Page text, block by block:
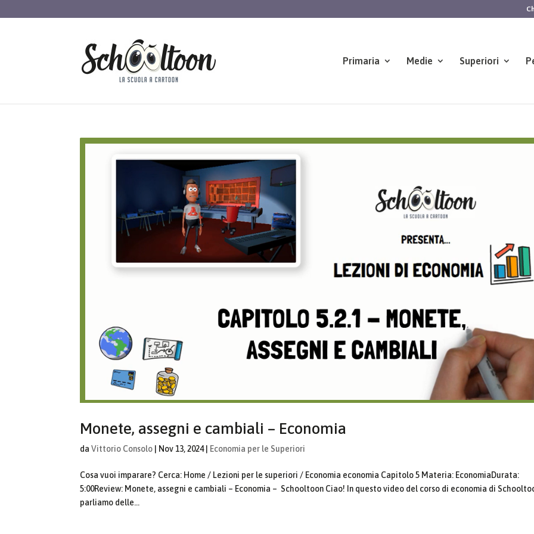
Primaria Medie Superiori
Monete, assegni e cambiali – Economia
daVittorio Consolo Nov 13, 2024| Economia per le Superiori
Cosa vuoi imparare? Cerca: Home / Lezioni per le superiori / Economia economia Capitolo 5 Materia: EconomiaDurata:
5:00Review: Monete, assegni e cambiali – Economia – Schooltoon Ciao! In questo video del corso di economia di
parliamo delle...